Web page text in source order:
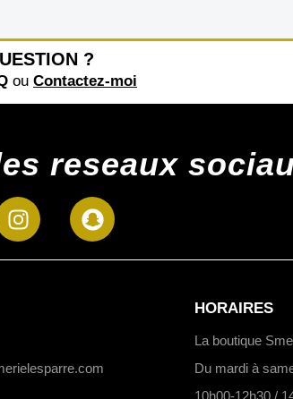
?
ou Contactez-moi
reseaux
HORAIRES
La boutique
Du mardi à
10h00-12h30 /